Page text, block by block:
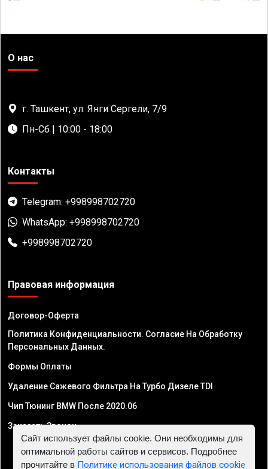
О нас
г. Ташкент, ул. Янги Сергели, 7/9
Пн-Сб | 10:00 - 18:00
Контакты
Telegram: +998998702720
WhatsApp: +998998702720
+998998702720
Правовая информация
Договор-Оферта
Политика Конфиденциальности. Согласие На Обработку
Персональных Данных.
Формы Оплаты
Удаление Сажевого Фильтра На Турбо Дизеле TDI
Чип Тюнинг BMW После 2020.06
Заказать Звонок
Сайт использует файлы cookie. Они необходимы для
оптимальной работы сайтов и сервисов. Подробнее
прочитайте в Политике использования файлов cookie